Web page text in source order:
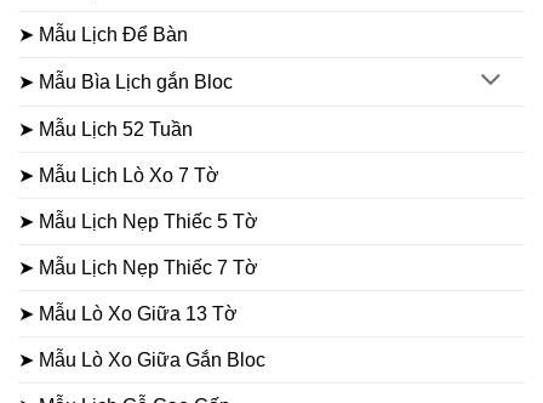
➤ Mẫu Lịch Để Bàn
➤ Mẫu Bìa Lịch gắn Bloc
➤ Mẫu Lịch 52 Tuần
➤ Mẫu Lịch Lò Xo 7 Tờ
➤ Mẫu Lịch Nẹp Thiếc 5 Tờ
➤ Mẫu Lịch Nẹp Thiếc 7 Tờ
➤ Mẫu Lò Xo Giữa 13 Tờ
➤ Mẫu Lò Xo Giữa Gắn Bloc